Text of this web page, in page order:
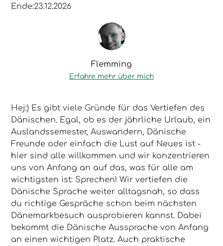
Ende:23.12.2026
Flemming
Erfahre mehr über mich
Hej:) Es gibt viele Gründe für das Vertiefen des
Dänischen. Egal, ob es der jährliche Urlaub, ein
Auslandssemester, Auswandern, Dänische
Freunde oder einfach die Lust auf Neues ist -
hier sind alle willkommen und wir konzentrieren
uns von Anfang an auf das, was für alle am
wichtigsten ist: Sprechen! Wir vertiefen die
Dänische Sprache weiter alltagsnah, so dass
du richtige Gespräche schon beim nächsten
Dänemarkbesuch ausprobieren kannst. Dabei
bekommt die Dänische Aussprache von Anfang
an einen wichtigen Platz. Auch praktische